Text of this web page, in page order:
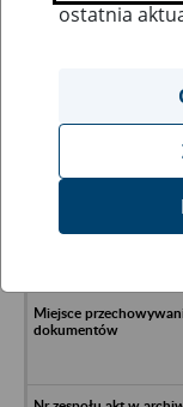
Ukryj
ostatnia